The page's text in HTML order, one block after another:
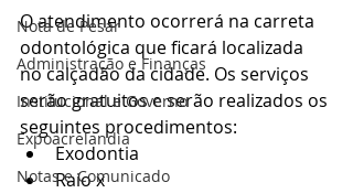
Nota de Pesar
Administração e Finanças
Institucional e Governo
Expoacrelandia
Notas e Comunicado
O atendimento ocorrerá na carreta
odontológica que ficará localizada
no calçadão da cidade. Os serviços
serão gratuitos e serão realizados os
seguintes procedimentos:
Exodontia
Raio x